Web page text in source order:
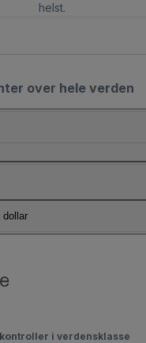
helst.
over hele verden
dollar
i verdensklasse